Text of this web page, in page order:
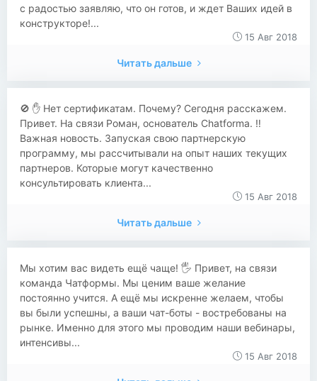
с радостью заявляю, что он готов, и ждет Ваших идей в
конструкторе!...
15 Авг 2018
Читать дальше
​​🚫 ✋️ Нет сертификатам. Почему? Сегодня расскажем.
Привет. На связи Роман, основатель Chatforma. ‼️
Важная новость. Запуская свою партнерскую
программу, мы рассчитывали на опыт наших текущих
партнеров. Которые могут качественно
консультировать клиента...
15 Авг 2018
Читать дальше
Мы хотим вас видеть ещё чаще! 🖐 Привет, на связи
команда Чатформы. Мы ценим ваше желание
постоянно учится. А ещё мы искренне желаем, чтобы
вы были успешны, а ваши чат-боты - востребованы на
рынке. Именно для этого мы проводим наши вебинары,
интенсивы...
15 Авг 2018